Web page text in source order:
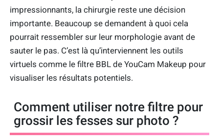
impressionnants, la chirurgie reste une décision
importante. Beaucoup se demandent à quoi cela
pourrait ressembler sur leur morphologie avant de
sauter le pas. C’est là qu’interviennent les outils
virtuels comme le filtre BBL de YouCam Makeup pour
visualiser les résultats potentiels.
Comment utiliser notre filtre pour
grossir les fesses sur photo ?